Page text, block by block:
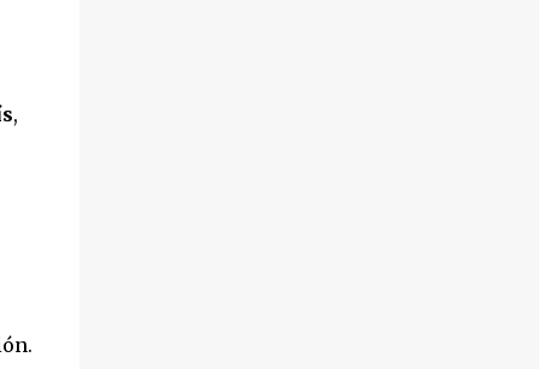
,